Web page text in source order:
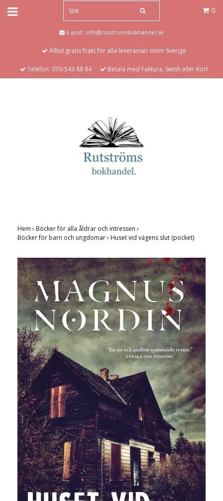
0
E-post: info@rutstromsbokhandel.se
Alltid gratis frakt för alla leveranser inom Sverige
Telefon: 070-543 88 84 Betala med Faktura, Swish eller Kort
Hem › Böcker för alla åldrar och intressen ›
Böcker för barn och ungdomar› Huset vid vägens slut (pocket)